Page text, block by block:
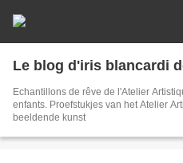
Le blog d'iris blancardi
Echantillons de rêve de l'Atelier
enfants. Proefstukjes van het Atelier
beeldende kunst